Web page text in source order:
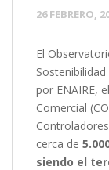
26 FEBRERO,
El
por ENAIRE,
Comercial
cerca de
siendo el